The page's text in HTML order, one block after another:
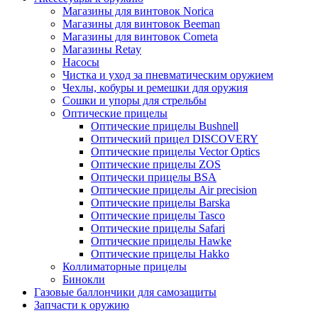
Магазины для винтовок Norica
Магазины для винтовок Beeman
Магазины для винтовок Cometa
Магазины Retay
Насосы
Чистка и уход за пневматическим оружием
Чехлы, кобуры и ремешки для оружия
Сошки и упоры для стрельбы
Оптические прицелы
Оптические прицелы Bushnell
Оптический прицел DISCOVERY
Оптические прицелы Vector Optics
Оптические прицелы ZOS
Оптически прицелы BSA
Оптические прицелы Air precision
Оптические прицелы Barska
Оптические прицелы Tasco
Оптические прицелы Safari
Оптические прицелы Hawke
Оптические прицелы Hakko
Коллиматорные прицелы
Бинокли
Газовые баллончики для самозащиты
Запчасти к оружию